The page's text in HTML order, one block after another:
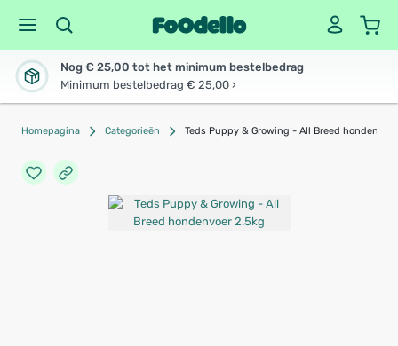
Nog € 25,00 tot het minimum bestelbedrag
Minimum bestelbedrag € 25,00 ›
Homepagina Categorieën Teds Puppy & Growing - All Breed